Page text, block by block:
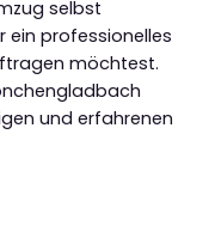
selbst
professionelles
möchtest.
und erfahrenen